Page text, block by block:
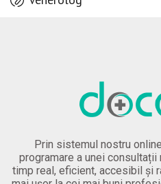
Prin sistemul nostru
programare a unei
timp real, eficient, accesibil și